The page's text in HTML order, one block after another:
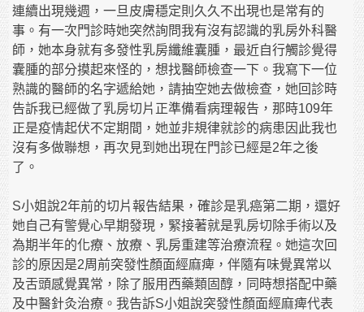
連續出現幾週，一旦皮膚穩定則久久不出現也是常有的
事。有一次門診時她突然詢問我有沒有認識的乳房外科醫
師，她本身就有多發性乳房纖維囊腫，最近自行觸診覺得
囊腫的部分摸起來怪的，想找醫師檢查一下。我寫下一位
熟識的醫師的名字遞給她，請抽空她去做檢查，她回診時
告訴我已經做了乳房切片正準備看病理報告，那時109年
正是疫情起伏不定期間，她並非規律就診的病患因此我也
沒有多做聯想，再次見到她出現在門診已經是2年之後
了。
S小姐說2年前的切片報告結果，確診是乳癌第二期，還好
她自己有警覺心早期發現，緊接著就是乳房切除手術以及
為期半年的化療、放療、乳房重建等治療流程。她這次回
診的原因是2周前突發性顏面經麻痺，伴隨有味覺異常以
及舌頭感覺異常，除了服用西藥類固醇，同時想搭配中藥
及中醫針灸治療。我告訴S小姐說突發性顏面經麻痺代表